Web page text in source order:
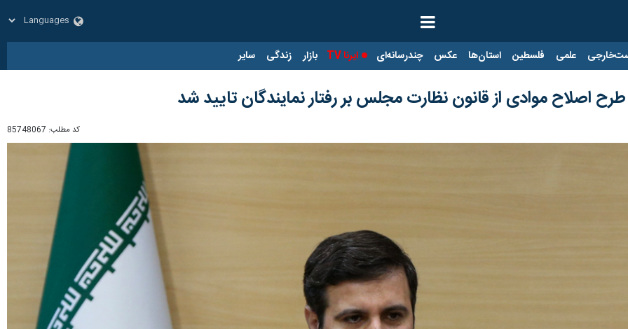
علمی فلسطین استان‌ها عکس چندرسانه‌ای ایرنا TV بازار زندگی سایر
اصلاح موادی از قانون نظارت مجلس بر رفتار نمایندگان تایید شد
کد مطلب: 85748067